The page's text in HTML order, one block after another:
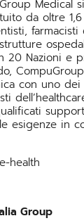
Medical
da oltre
farmacisti
20 Nazioni e
con uno
esigenze in
health
Group